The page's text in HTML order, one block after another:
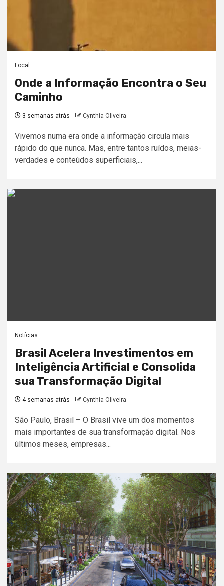
Local
Onde a Informação Encontra o Seu
Caminho
3 semanas atrás Cynthia Oliveira
Vivemos numa era onde a informação circula mais
rápido do que nunca. Mas, entre tantos ruídos, meias-
verdades e conteúdos superficiais,...
Notícias
Brasil Acelera Investimentos em
Inteligência Artificial e Consolida
sua Transformação Digital
4 semanas atrás Cynthia Oliveira
São Paulo, Brasil – O Brasil vive um dos momentos
mais importantes de sua transformação digital. Nos
últimos meses, empresas...